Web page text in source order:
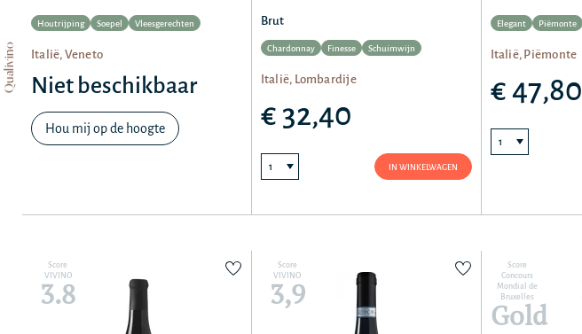
Qualivino
Houtrijping Soepel Vleesgerechten
Italië, Veneto
Niet beschikbaar
Hou mij op de hoogte
Brut
Chardonnay Finesse Schuimwijn
Italië, Lombardije
€ 32,40
IN WINKELWAGEN
Elegant Piëmonte
Italië, Piëmonte
€ 47,80
Score
VIVINO
3.8
Score
VIVINO
3,9
Score
Concours
Mondial de
Bruxelles
Gold